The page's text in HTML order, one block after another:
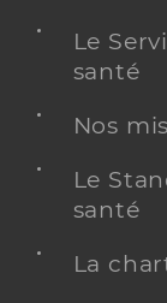
Le
santé
Nos
Le
santé
La